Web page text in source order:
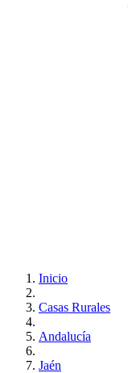
Inicio
Casas Rurales
Andalucía
Jaén